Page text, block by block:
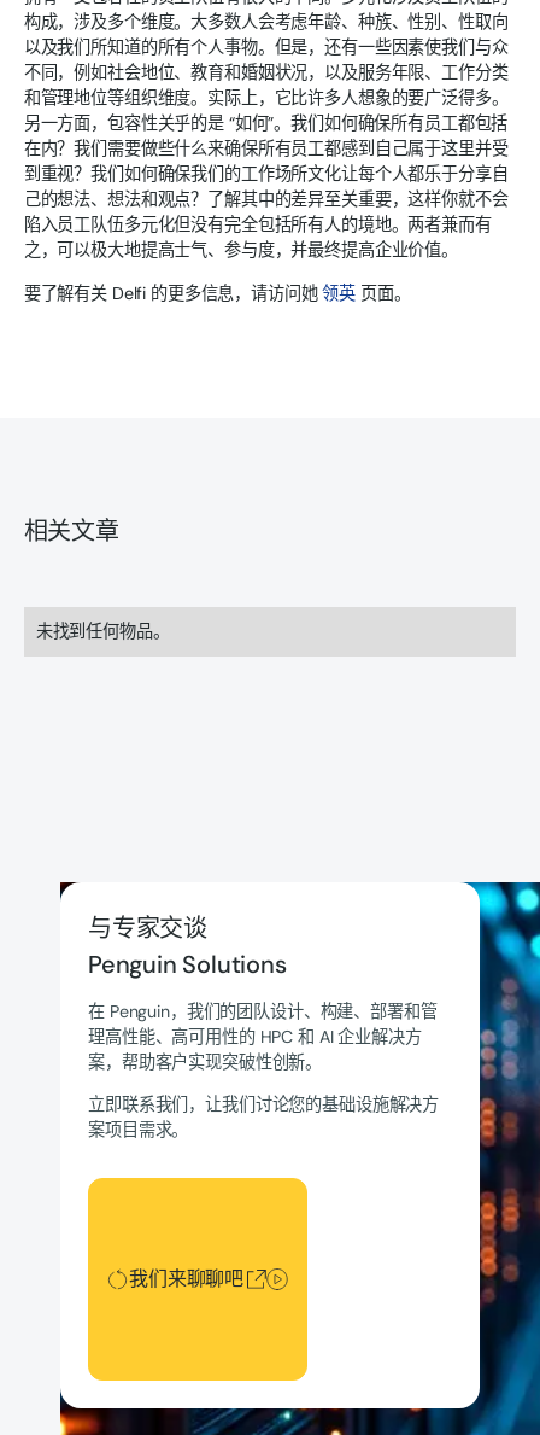
构成，涉及多个维度。大多数人会考虑年龄、种族、性别、性取向
以及我们所知道的所有个人事物。但是，还有一些因素使我们与众
不同，例如社会地位、教育和婚姻状况，以及服务年限、工作分类
和管理地位等组织维度。实际上，它比许多人想象的要广泛得多。
另一方面，包容性关乎的是 “如何”。我们如何确保所有员工都包括
在内？我们需要做些什么来确保所有员工都感到自己属于这里并受
到重视？我们如何确保我们的工作场所文化让每个人都乐于分享自
己的想法、想法和观点？了解其中的差异至关重要，这样你就不会
陷入员工队伍多元化但没有完全包括所有人的境地。两者兼而有
之，可以极大地提高士气、参与度，并最终提高企业价值。
要了解有关 Delfi 的更多信息，请访问她领英 页面。
相关文章
未找到任何物品。
与专家交谈
Penguin Solutions
在 Penguin，我们的团队设计、构建、部署和管
理高性能、高可用性的 HPC 和 AI 企业解决方
案，帮助客户实现突破性创新。
立即联系我们，让我们讨论您的基础设施解决方
案项目需求。
我们来聊聊吧
我们来聊聊吧